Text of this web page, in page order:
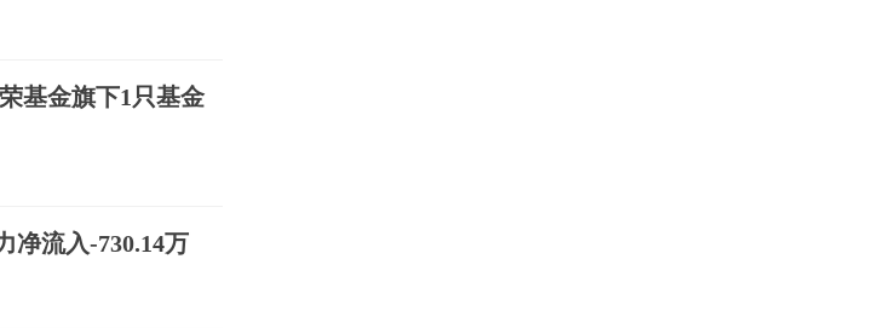
基金旗下1只基金
净流入-730.14万